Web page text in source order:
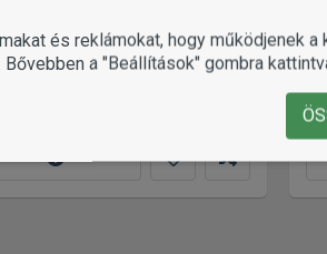
tenyésztői táp
és reklámokat, hogy működjenek
a "Beállítások" gombra